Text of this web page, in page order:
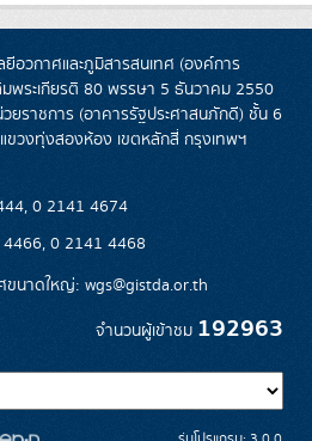
อวกาศและภูมิสารสนเทศ (องค์การ
พระเกียรติ 80 พรรษา 5 ธันวาคม 2550
ยราชการ (อาคารรัฐประศาสนภักดี) ชั้น 6
ขวงทุ่งสองห้อง เขตหลักสี่ กรุงเทพฯ
0 2141 4674
0 2141 4468
นาดใหญ่: wgs@gistda.or.th
จำนวนผู้เข้าชม 192963